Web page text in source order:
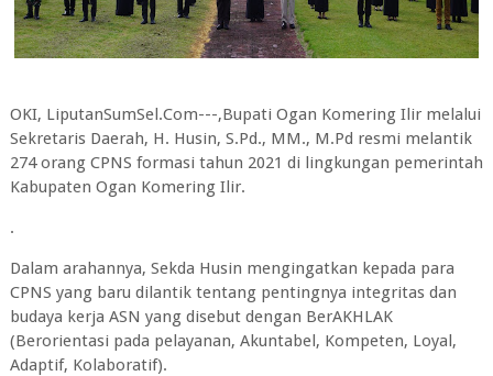
OKI, LiputanSumSel.Com---,Bupati Ogan Komering Ilir melalui
Sekretaris Daerah, H. Husin, S.Pd., MM., M.Pd resmi melantik
274 orang CPNS formasi tahun 2021 di lingkungan pemerintah
Kabupaten Ogan Komering Ilir.
.
Dalam arahannya, Sekda Husin mengingatkan kepada para
CPNS yang baru dilantik tentang pentingnya integritas dan
budaya kerja ASN yang disebut dengan BerAKHLAK
(Berorientasi pada pelayanan, Akuntabel, Kompeten, Loyal,
Adaptif, Kolaboratif).